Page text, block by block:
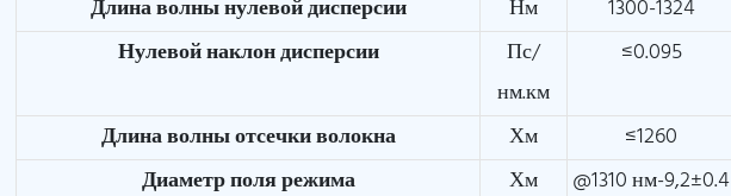
Длина волны нулевой дисперсии Нм 1300-1324
Нулевой наклон дисперсии
Пс/
нм.км
≤0.095
Длина волны отсечки волокна Хм ≤1260
Диаметр поля режима
Хм @1310 нм-9,2±0.4